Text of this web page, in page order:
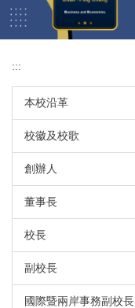
:::
本校沿革
校徽及校歌
創辦人
董事長
校長
副校長
國際暨兩岸事務副校長